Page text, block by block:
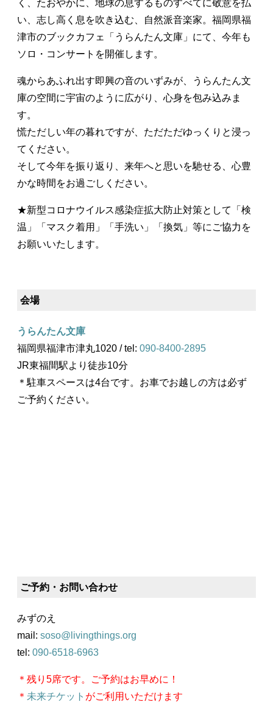
く、たおやかに、地球の息するものすべてに敬意を払
い、志し高く息を吹き込む、自然派音楽家。福岡県福
津市のブックカフェ「うらんたん文庫」にて、今年も
ソロ・コンサートを開催します。
魂からあふれ出す即興の音のいずみが、うらんたん文
庫の空間に宇宙のように広がり、心身を包み込みま
す。
慌ただしい年の暮れですが、ただただゆっくりと浸っ
てください。
そして今年を振り返り、来年へと思いを馳せる、心豊
かな時間をお過ごしください。
★新型コロナウイルス感染症拡大防止対策として「検
温」「マスク着用」「手洗い」「換気」等にご協力を
お願いいたします。
会場
うらんたん文庫
福岡県福津市津丸1020 / tel: 090-8400-2895
JR東福間駅より徒歩10分
＊駐車スペースは4台です。お車でお越しの方は必ず
ご予約ください。
ご予約・お問い合わせ
みずのえ
mail: soso@livingthings.org
tel: 090-6518-6963
＊残り5席です。ご予約はお早めに！
＊ 未来チケット がご利用いただけます